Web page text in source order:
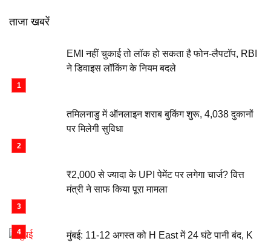
ताजा खबरें
EMI नहीं चुकाई तो लॉक हो सकता है फोन-लैपटॉप, RBI
ने डिवाइस लॉकिंग के नियम बदले
तमिलनाडु में ऑनलाइन शराब बुकिंग शुरू, 4,038 दुकानों
पर मिलेगी सुविधा
₹2,000 से ज्यादा के UPI पेमेंट पर लगेगा चार्ज? वित्त
मंत्री ने साफ किया पूरा मामला
मुंबई: 11-12 अगस्त को H East में 24 घंटे पानी बंद, K